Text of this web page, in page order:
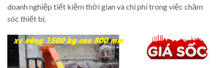
doanh nghiệp tiết kiệm thời gian và chi phí trong việc chăm
sóc thiết bị.